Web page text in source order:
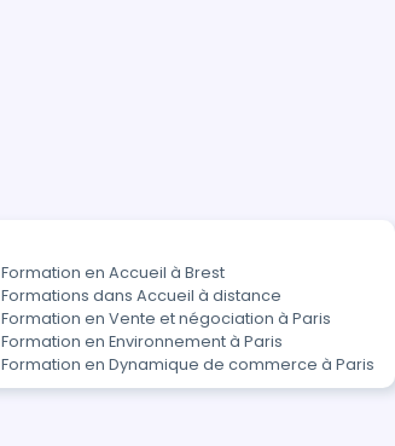
Formation en Accueil à Brest
Formations dans Accueil à distance
Formation en Vente et négociation à Paris
Formation en Environnement à Paris
Formation en Dynamique de commerce à Paris